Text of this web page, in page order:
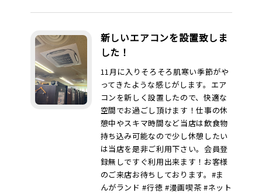
新しいエアコンを設置致しま
した！
11月に入りそろそろ肌寒い季節がや
ってきたような感じがします。エア
コンを新しく設置したので、快適な
空間でお過ごし頂けます！仕事の休
憩中やスキマ時間など当店は飲食物
持ち込み可能なので少し休憩したい
は当店を是非ご利用下さい。会員登
録無しですぐ利用出来ます！お客様
のご来店お待ちしております。#ま
んがランド #行徳 #漫画喫茶 #ネット